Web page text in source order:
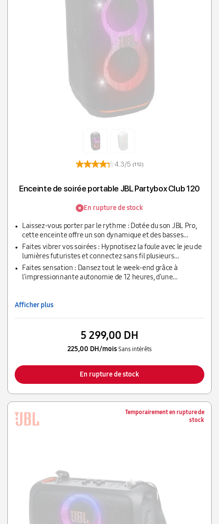
4.3/5 (112)
Enceinte de soirée portable JBL Partybox Club 120
En rupture de stock
Laissez-vous porter par le rythme : Dotée du son JBL Pro,
cette enceinte offre un son dynamique et des basses
profondes ; emportez-la partout grâce à sa poignée pliable
Faites vibrer vos soirées : Hypnotisez la foule avec le jeu de
lumières futuristes et connectez sans fil plusieurs
enceintes compatibles JBL Auracast pour un son vraiment
puissant
Faites sensation : Dansez tout le week-end grâce à
l'impressionnante autonomie de 12 heures, d'une
Afficher plus
5 299,00 DH
225,00 DH/mois Sans intérêts
En rupture de stock
Temporairement en rupture de
stock